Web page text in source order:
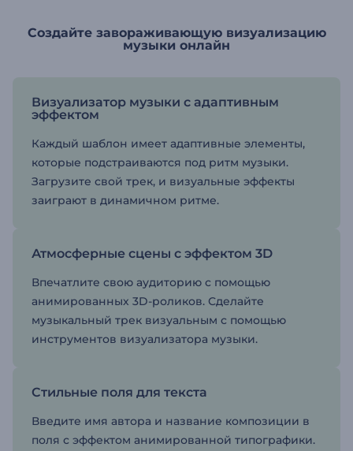
Создайте завораживающую визуализацию
музыки онлайн
Визуализатор музыки с адаптивным
эффектом
Каждый шаблон имеет адаптивные элементы,
которые подстраиваются под ритм музыки.
Загрузите свой трек, и визуальные эффекты
заиграют в динамичном ритме.
Атмосферные сцены с эффектом 3D
Впечатлите свою аудиторию с помощью
анимированных 3D-роликов. Сделайте
музыкальный трек визуальным с помощью
инструментов визуализатора музыки.
Стильные поля для текста
Введите имя автора и название композиции в
поля с эффектом анимированной типографики.